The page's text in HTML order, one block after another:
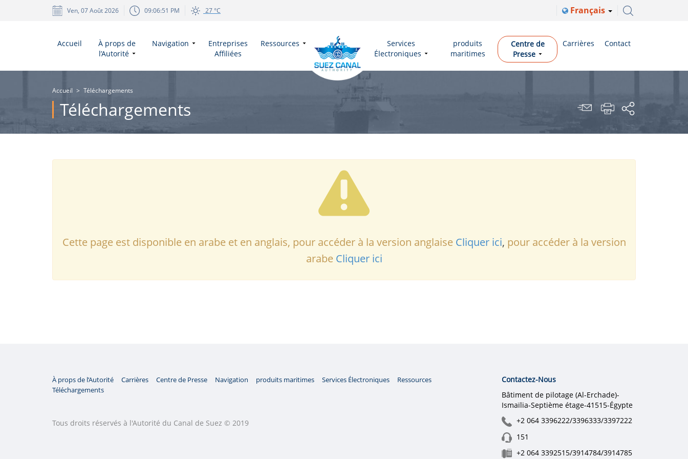
Ven, 07 Août 2026 09:06:51 PM 27 °C Français
Accueil
À props de
l’Autorité
Navigation
Entreprises
Affiliées
Ressources
Services
Électroniques
produits
maritimes
Centre de
Presse
Carrières Contact
Accueil > Téléchargements
Téléchargements
Cette page est disponible en arabe et en anglais, pour accéder à la version anglaise Cliquer ici, pour accéder à la version
arabe Cliquer ici
Contactez-Nous
Bâtiment de pilotage (Al-Erchade)-
Ismaïlia-Septième étage-41515-Égypte
+2 064 3396222/3396333/3397222
151
+2 064 3392515/3914784/3914785
À props de l’Autorité Carrières Centre de Presse Navigation produits maritimes Services Électroniques
Ressources
Téléchargements
Tous droits réservés à l'Autorité du Canal de Suez © 2019